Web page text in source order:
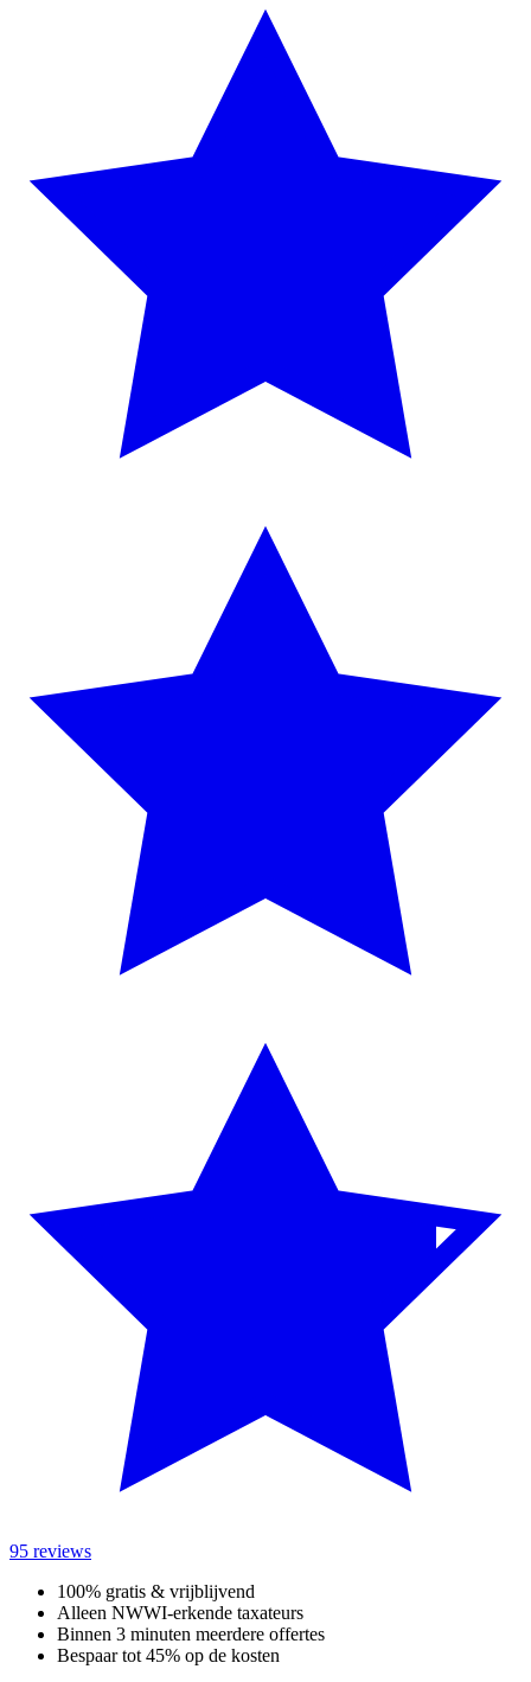
95 reviews
100% gratis & vrijblijvend
Alleen NWWI-erkende taxateurs
Binnen 3 minuten meerdere offertes
Bespaar tot 45% op de kosten